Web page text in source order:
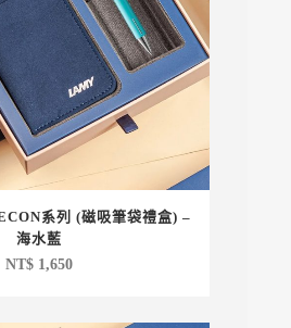
系列 (磁吸筆袋禮盒) –
海水藍
NT$1,650